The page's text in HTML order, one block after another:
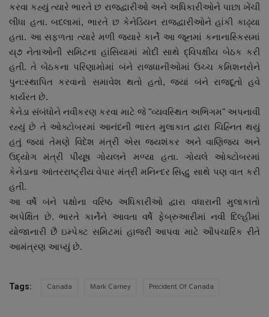
કરવા કહ્યું ત્યારે ભારતે છ રાજદ્વારીઓ અને અધિકારીઓને પાછા ખેંચી
લીધા હતા. બદલામાં, ભારતે છ કેનેડિયન રાજદ્વારીઓને હાંકી કાઢ્યા
હતા. આ સફળતા ત્યારે મળી જ્યારે કાર્ને આ જૂનમાં કનાનાસ્કિસમાં
ય્૭ નેતાઓની સમિટના હાંસિયામાં મોદી સાથે દ્વિપક્ષીય બેઠક કરી
હતી. તે બેઠકના પરિણામોમાં બંને રાજધાનીઓમાં ઉચ્ચ કમિશનરોને
પુન:સ્થાપિત કરવાનો સમાવેશ થતો હતો, જ્યાં બંને રાજદૂતો હવે
કાર્યરત છે.
કેનેડા સંબંધોને નવીકરણ કરવા માટે જે "વ્યવસ્થિત અભિગમ" અપનાવી
રહ્યું છે તે ઓક્ટોબરમાં આનંદની ભારત મુલાકાત દ્વારા ચિહ્નિત થયું
હતું જ્યાં તેમણે વિદેશ મંત્રી એસ જયશંકર અને વાણિજ્ય અને
ઉદ્યોગ મંત્રી પીયૂષ ગોયલને મળ્યા હતા. ગોયલે ઓક્ટોબરમાં
કેનેડાના આંતરરાષ્ટ્રીય વેપાર મંત્રી મનિન્દર સિદ્ધુ સાથે પણ વાત કરી
હતી.
આ વર્ષે બંને પક્ષોના વરિષ્ઠ અધિકારીઓ દ્વારા વધારાની મુલાકાતો
અપેક્ષિત છે. ભારતે કાર્નેને આવતા વર્ષે ફેબ્રુઆરીમાં નવી દિલ્હીમાં
યોજાનારી છૈં ઇમ્પેક્ટ સમિટમાં હાજરી આપવા માટે ઔપચારિક રીતે
આમંત્રણ આપ્યું છે.
Tags: Canada Mark Carney Precident Of Canada